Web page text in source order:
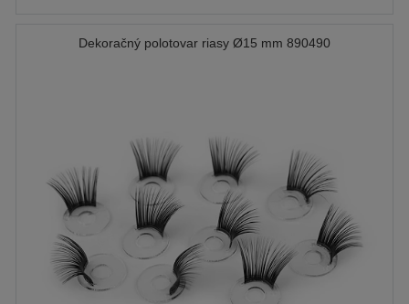
Dekoračný polotovar riasy Ø15 mm 890490